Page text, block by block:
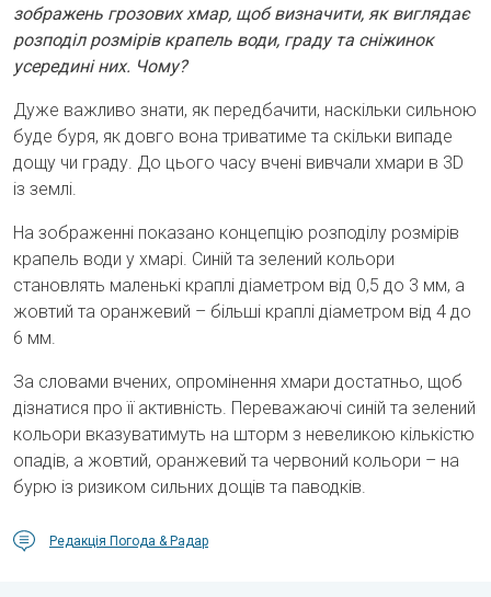
зображень грозових хмар, щоб визначити, як виглядає
розподіл розмірів крапель води, граду та сніжинок
усередині них. Чому?
Дуже важливо знати, як передбачити, наскільки сильною
буде буря, як довго вона триватиме та скільки випаде
дощу чи граду. До цього часу вчені вивчали хмари в 3D
із землі.
На зображенні показано концепцію розподілу розмірів
крапель води у хмарі. Синій та зелений кольори
становлять маленькі краплі діаметром від 0,5 до 3 мм, а
жовтий та оранжевий – більші краплі діаметром від 4 до
6 мм.
За словами вчених, опромінення хмари достатньо, щоб
дізнатися про її активність. Переважаючі синій та зелений
кольори вказуватимуть на шторм з невеликою кількістю
опадів, а жовтий, оранжевий та червоний кольори – на
бурю із ризиком сильних дощів та паводків.
Редакція Погода & Радар